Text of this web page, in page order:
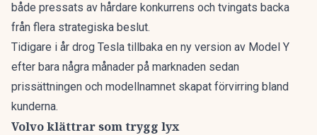
både pressats av hårdare konkurrens och tvingats backa
från flera strategiska beslut.
Tidigare i år drog Tesla tillbaka en ny version av Model Y
efter bara några månader på marknaden sedan
prissättningen och modellnamnet skapat förvirring bland
kunderna.
Volvo klättrar som trygg lyx